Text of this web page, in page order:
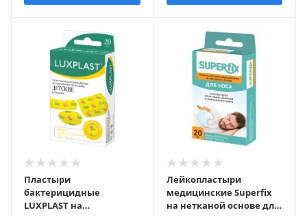
Пластыри
бактерицидные
LUXPLAST на
Лейкопластыри
медицинские Superfix
на нетканой основе для